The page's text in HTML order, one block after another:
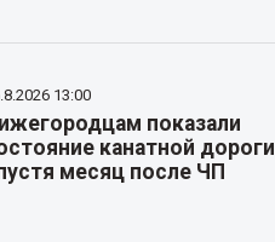
13:00
показали
канатной дороги
месяц после ЧП